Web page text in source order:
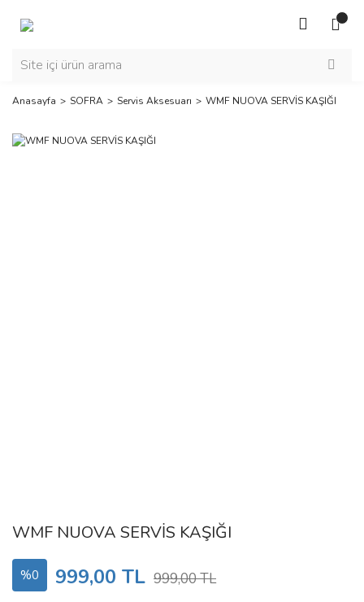
Anasayfa SOFRA Servis Aksesuarı WMF NUOVA SERVİS KAŞIĞI
WMF NUOVA SERVİS KAŞIĞI
%0 999,00 TL 999,00 TL